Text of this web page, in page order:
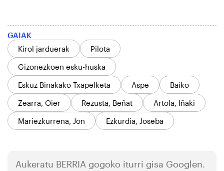
GAIAK
Kirol jarduerak
Pilota
Gizonezkoen esku-huska
Eskuz Binakako Txapelketa
Aspe
Baiko
Zearra, Oier
Rezusta, Beñat
Artola, Iñaki
Mariezkurrena, Jon
Ezkurdia, Joseba
Aukeratu BERRIA gogoko iturri gisa Googlen.